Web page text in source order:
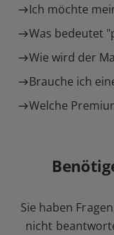
Ich möchte
Was bedeutet
Wie wird der
Brauche ich
Welche
Sie haben
nicht